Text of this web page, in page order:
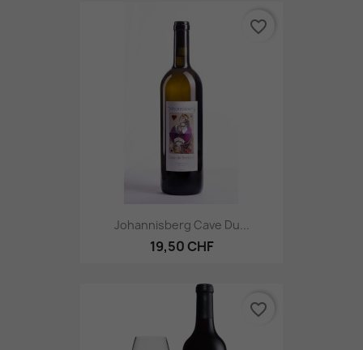
Johannisberg Cave Du...
19,50 CHF
favorite_border
favorite_border